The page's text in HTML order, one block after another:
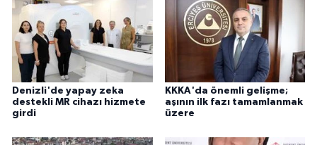
Denizli'de yapay zeka
destekli MR cihazı hizmete
girdi
KKKA'da önemli gelişme;
aşının ilk fazı tamamlanmak
üzere